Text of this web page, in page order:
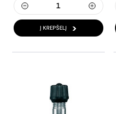
Į KREPŠELĮ